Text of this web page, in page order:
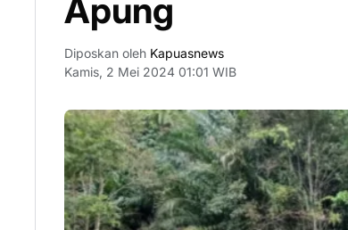
Apung
Diposkan oleh Kapuasnews
Kamis, 2 Mei 2024 01:01 WIB